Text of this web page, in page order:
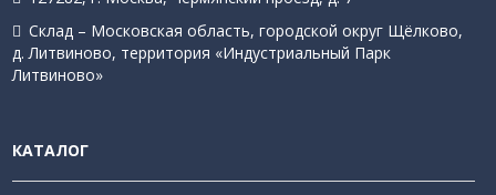
Склад – Московская область, городской округ Щёлково,
д. Литвиново, территория «Индустриальный Парк
Литвиново»
КАТАЛОГ